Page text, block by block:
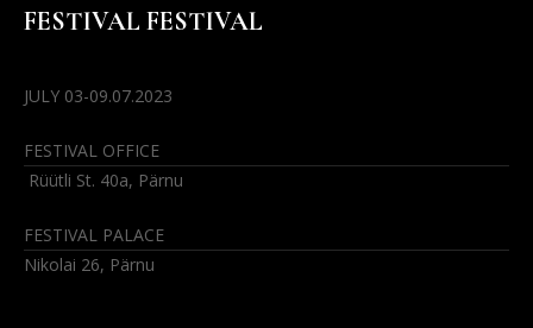
FESTIVAL FESTIVAL
JULY 03-09.07.2023
FESTIVAL OFFICE
Rüütli St. 40a, Pärnu
FESTIVAL PALACE
Nikolai 26, Pärnu